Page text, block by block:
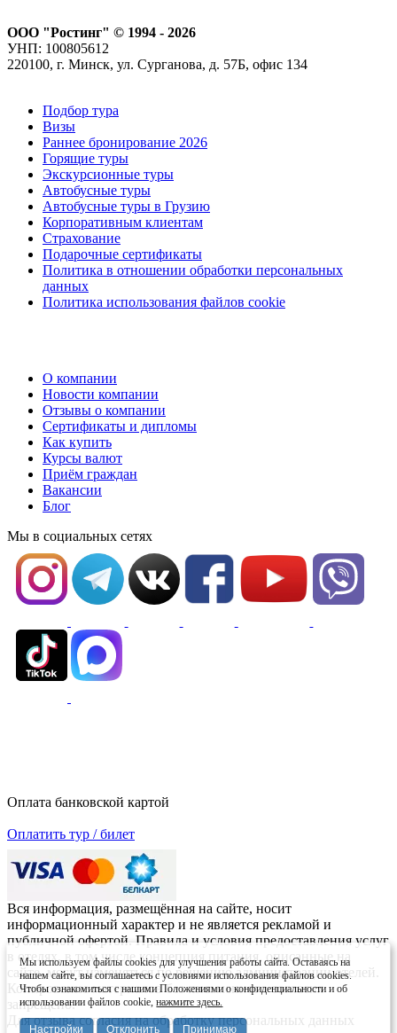
Мы используем файлы cookies для улучшения работы сайта. Оставаясь на
нашем сайте, вы соглашаетесь с условиями использования файлов cookies.
Чтобы ознакомиться с нашими Положениями о конфиденциальности и об
использовании файлов cookie,нажмите здесь.
Настройки Отклонить Принимаю
ООО "Ростинг" © 1994 - 2026
УНП: 100805612
220100, г. Минск, ул. Сурганова, д. 57Б, офис 134
Подбор тура
Визы
Раннее бронирование 2026
Горящие туры
Экскурсионные туры
Автобусные туры
Автобусные туры в Грузию
Корпоративным клиентам
Страхование
Подарочные сертификаты
Политика в отношении обработки персональных
данных
Политика использования файлов cookie
О компании
Новости компании
Отзывы о компании
Сертификаты и дипломы
Как купить
Курсы валют
Приём граждан
Вакансии
Блог
Мы в социальных сетях
Оплата банковской картой
Оплатить тур / билет
Вся информация, размещённая на сайте, носит
информационный характер и не является рекламой и
публичной офертой. Правила и условия предоставления услуг
в отелях, в том числе концепция питания, описанные на
сайте, могут изменяться по решению администрации отелей.
Копирование материалов без письменного согласия
запрещено.
Для отзыва согласия на обработку персональных данных